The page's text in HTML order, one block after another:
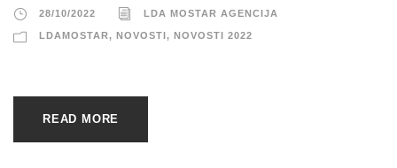
28/10/2022 LDA MOSTAR AGENCIJA
LDAMOSTAR, NOVOSTI, NOVOSTI 2022
READ MORE